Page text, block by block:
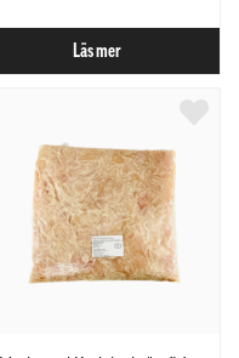
Läs mer